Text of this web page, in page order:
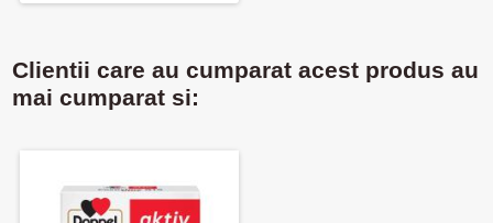
Clientii care au cumparat acest produs au
mai cumparat si: